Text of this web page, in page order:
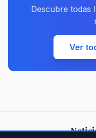
Descubre todas
Ver